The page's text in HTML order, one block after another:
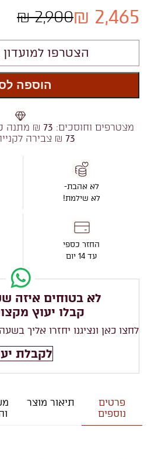
2,900 ₪ 2,465 ₪
הצטרפו למועדון
הוספה
מצטרפים וחוסכים: 73 ₪ מתנה
73 ₪ צבירה
לא אהבת-
לא שילמת!
החזר כספי
עד 14 יום
לא בטוחים איזה
קבלו יעוץ
לחצו כאן ונציגנו יחזרו אליך
לקבלת
פרטים
נוספים
תיאור מוצר